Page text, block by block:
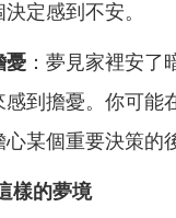
定感到不安。
憂 ：夢見家裡安了
感到擔憂。你可能
某個重要決策的
樣的夢境